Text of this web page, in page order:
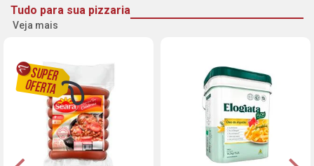
Tudo para sua pizzaria
Veja mais